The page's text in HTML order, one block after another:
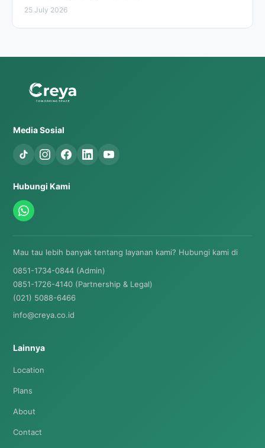
25 July 2026
Media Sosial
Hubungi Kami
Mau tau lebih banyak tentang layanan kami? Hubungi kami di
0851-1734-0844 (Admin)
0851-1726-4140 (Partnership & Legal)
(021) 5088-6466
info@creya.co.id
Lainnya
Location
Plans
About
Contact